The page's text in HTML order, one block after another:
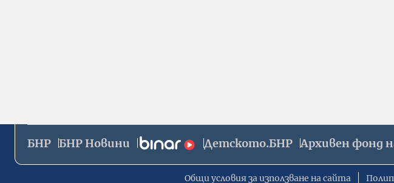
БНР БНР Новини Детското.БНР Архивен фонд
Общи условия за използване на сайта